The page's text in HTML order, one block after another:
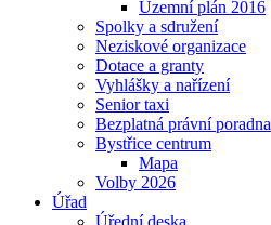
Územní plán 2016
Spolky a sdružení
Neziskové organizace
Dotace a granty
Vyhlášky a nařízení
Senior taxi
Bezplatná právní poradna
Bystřice centrum
Mapa
Volby 2026
Úřad
Úřední deska